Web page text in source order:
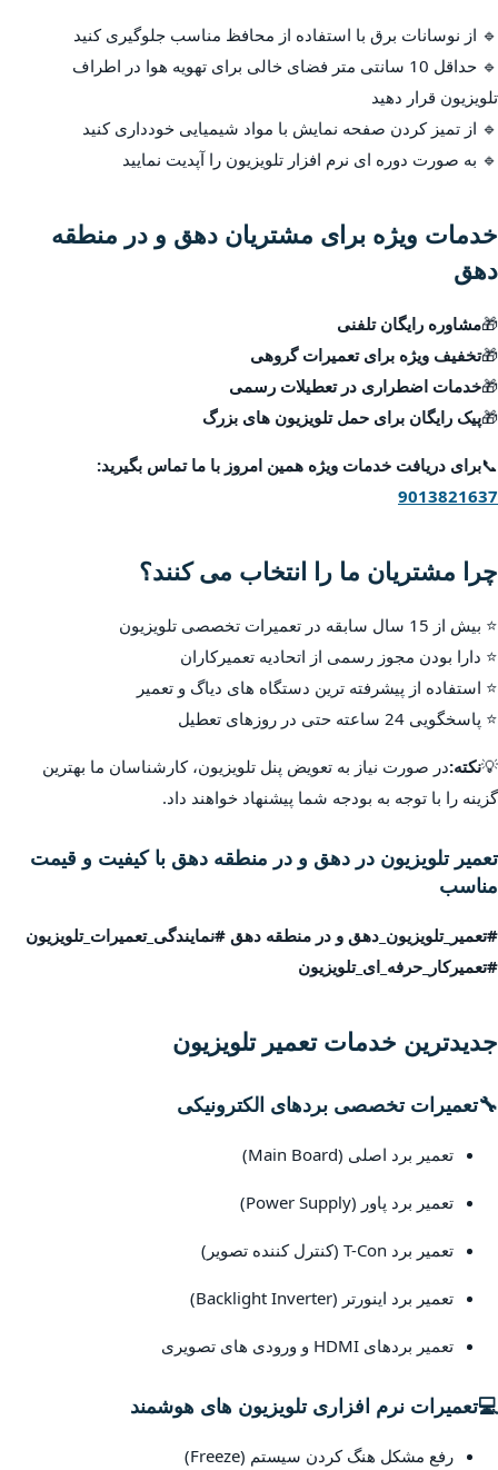
🔹 از نوسانات برق با استفاده از محافظ مناسب جلوگیری کنید
🔹 حداقل 10 سانتی متر فضای خالی برای تهویه هوا در اطراف
تلویزیون قرار دهید
🔹 از تمیز کردن صفحه نمایش با مواد شیمیایی خودداری کنید
🔹 به صورت دوره ای نرم افزار تلویزیون را آپدیت نمایید
خدمات ویژه برای مشتریان دهق و در منطقه
دهق
🎁مشاوره رایگان تلفنی
🎁تخفیف ویژه برای تعمیرات گروهی
🎁خدمات اضطراری در تعطیلات رسمی
🎁پیک رایگان برای حمل تلویزیون های بزرگ
📞برای دریافت خدمات ویژه همین امروز با ما تماس بگیرید:
9013821637
چرا مشتریان ما را انتخاب می کنند؟
⭐ بیش از 15 سال سابقه در تعمیرات تخصصی تلویزیون
⭐ دارا بودن مجوز رسمی از اتحادیه تعمیرکاران
⭐ استفاده از پیشرفته ترین دستگاه های دیاگ و تعمیر
⭐ پاسخگویی 24 ساعته حتی در روزهای تعطیل
💡نکته:در صورت نیاز به تعویض پنل تلویزیون، کارشناسان ما بهترین
گزینه را با توجه به بودجه شما پیشنهاد خواهند داد.
تعمیر تلویزیون در دهق و در منطقه دهق با کیفیت و قیمت
مناسب
#تعمیر_تلویزیون_دهق و در منطقه دهق #نمایندگی_تعمیرات_تلویزیون
#تعمیرکار_حرفه_ای_تلویزیون
جدیدترین خدمات تعمیر تلویزیون
🔧تعمیرات تخصصی بردهای الکترونیکی
تعمیر برد اصلی (Main Board)
تعمیر برد پاور (Power Supply)
تعمیر برد T-Con (کنترل کننده تصویر)
تعمیر برد اینورتر (Backlight Inverter)
تعمیر بردهای HDMI و ورودی های تصویری
💻تعمیرات نرم افزاری تلویزیون های هوشمند
رفع مشکل هنگ کردن سیستم (Freeze)